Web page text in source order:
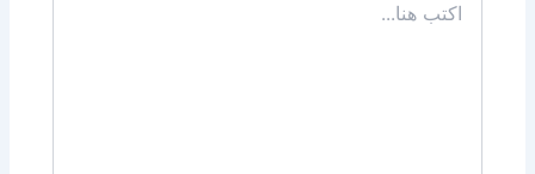
هنا...